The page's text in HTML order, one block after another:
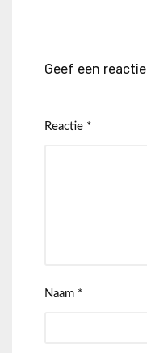
Geef een reactie
Reactie *
Naam *